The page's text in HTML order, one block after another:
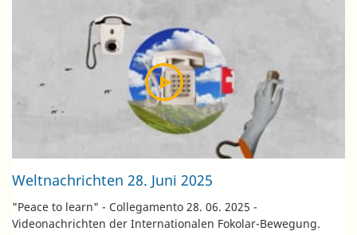
Weltnachrichten 28. Juni 2025
"Peace to learn" - Collegamento 28. 06. 2025 -
Videonachrichten der Internationalen Fokolar-Bewegung.